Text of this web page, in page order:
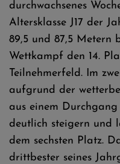
durchwachsenes
Altersklasse J17 der
89,5 und 87,5 Metern
Wettkampf den 14.
Teilnehmerfeld. Im
aufgrund der
aus einem
deutlich steigern und
dem sechsten Platz.
drittbester seines